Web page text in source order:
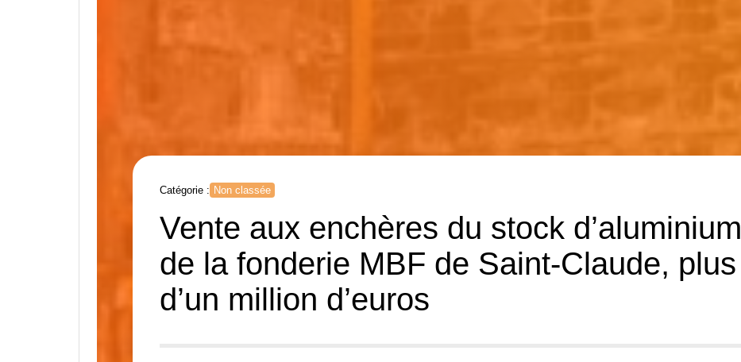
Catégorie : Non classée
Vente aux enchères du stock d’aluminium
de la fonderie MBF de Saint-Claude, plus
d’un million d’euros